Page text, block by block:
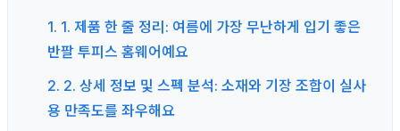
1. 1. 제품 한 줄 정리: 여름에 가장 무난하게 입기 좋은
반팔 투피스 홈웨어예요
2. 2. 상세 정보 및 스펙 분석: 소재와 기장 조합이 실사
용 만족도를 좌우해요